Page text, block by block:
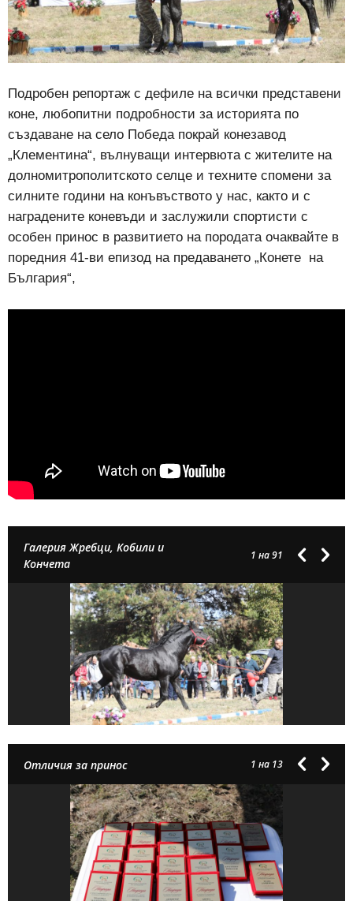
Подробен репортаж с дефиле на всички представени
коне, любопитни подробности за историята по
създаване на село Победа покрай конезавод
„Клементина“, вълнуващи интервюта с жителите на
долномитрополитското селце и техните спомени за
силните години на конъвъството у нас, както и с
наградените коневъди и заслужили спортисти с
особен принос в развитието на породата очаквайте в
поредния 41-ви епизод на предаването „Конете на
България“,
Галерия Жребци, Кобили и
Кончета
1 на 91
Отличия за принос 1 на 13